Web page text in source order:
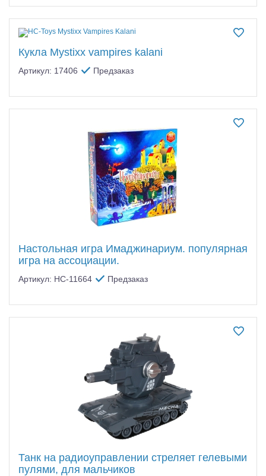
Кукла Mystixx vampires kalani
Артикул: 17406 Предзаказ
Настольная игра Имаджинариум. популярная
игра на ассоциации.
Артикул: HC-11664 Предзаказ
Танк на радиоуправлении стреляет гелевыми
пулями, для мальчиков